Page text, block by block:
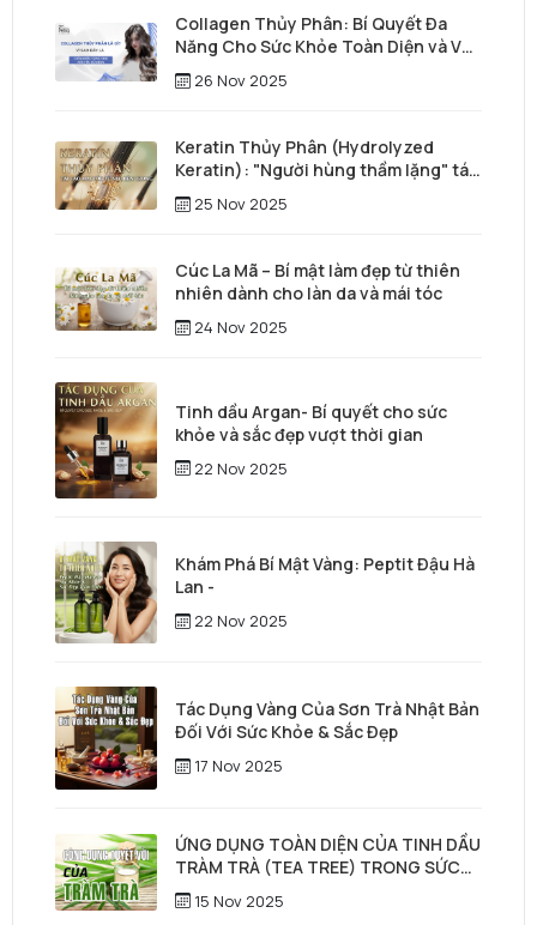
Collagen Thủy Phân: Bí Quyết Đa
Năng Cho Sức Khỏe Toàn Diện và Vẻ
Đẹp Vượt Thời Gian
26 Nov 2025
Keratin Thủy Phân (Hydrolyzed
Keratin): "Người hùng thầm lặng" tái
tạo mái tóc từ sâu bên trong
25 Nov 2025
Cúc La Mã – Bí mật làm đẹp từ thiên
nhiên dành cho làn da và mái tóc
24 Nov 2025
Tinh dầu Argan- Bí quyết cho sức
khỏe và sắc đẹp vượt thời gian
22 Nov 2025
Khám Phá Bí Mật Vàng: Peptit Đậu Hà
Lan -
22 Nov 2025
Tác Dụng Vàng Của Sơn Trà Nhật Bản
Đối Với Sức Khỏe & Sắc Đẹp
17 Nov 2025
ỨNG DỤNG TOÀN DIỆN CỦA TINH DẦU
TRÀM TRÀ (TEA TREE) TRONG SỨC
KHỎE, LÀM ĐẸP & CHĂM SÓC TÓC –
DA ĐẦU
15 Nov 2025